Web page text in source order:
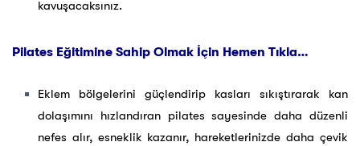
kavuşacaksınız.
Pilates Eğitimine Sahip Olmak İçin Hemen Tıkla…
Eklem bölgelerini güçlendirip kasları sıkıştırarak kan
dolaşımını hızlandıran pilates sayesinde daha düzenli
nefes alır, esneklik kazanır, hareketlerinizde daha çevik